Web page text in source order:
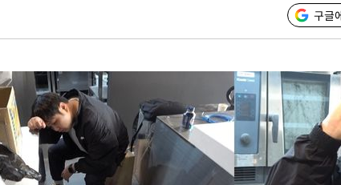
도 관측…서울, 2018년 이후 첫 40도
엄 수용공간 확보' 신용해 前교정본부장 기소
에 성접대 파문까지…'쑥대밭' 된 축구협회
위원회 부위원장에 김태유 서울대 공대 교수…이병
려차기 발언' 진종오·서범수 징계 절차 개시
리, 7월에 2.3만개 순감하고 그 전 2개월 10.3만개
, 일자리 7월에 2.3만 개 줄어…실업률은 4.1%로
구글